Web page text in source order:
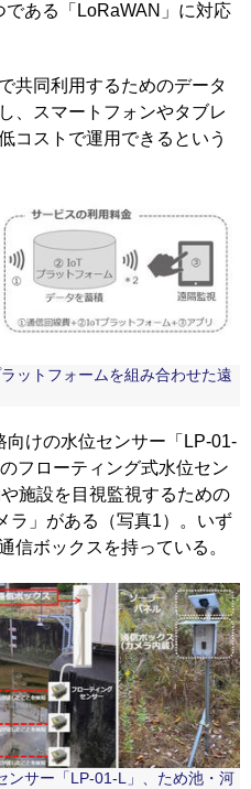
である「LoRaWAN」に対応
共同利用するためのデータ
、スマートフォンやタブレ
コストで運用できるという
ットフォームを組み合わせた遠
けの水位センサー「LP-01-
フローティング式水位セン
施設を目視監視するための
ラ」がある（写真1）。いず
信ボックスを持っている。
ンサー「LP-01-L」、ため池・河